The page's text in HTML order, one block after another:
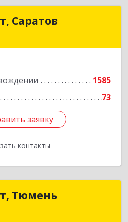
Саратов
1585
73
заявку
контакты
Бит, Саратов
Подробнее
заявку
Назад
ТюменьБит, Тюмень